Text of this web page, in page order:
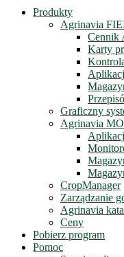
Produkty
Agrinavia
Cennik
Karty
Graficzny
Agrinavia
CropManager
Zarządzanie
Agrinavia
Ceny
Pobierz program
Pomoc